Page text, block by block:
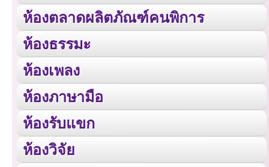
ห้องตลาดผลิตภัณฑ์คนพิการ
ห้องธรรมะ
ห้องเพลง
ห้องภาษามือ
ห้องรับแขก
ห้องวิจัย